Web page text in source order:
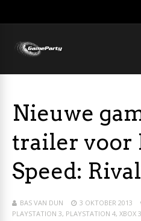
Nieuwe
trailer voor
Speed:
BAS VAN DUN 3 OKTOBER 2013
PLAYSTATION 3, PLAYSTATION 4, XBOX